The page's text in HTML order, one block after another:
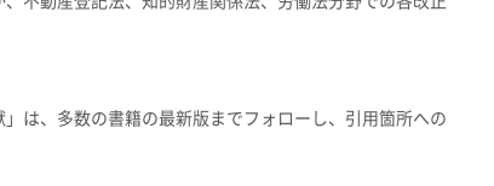
は、多数の書籍の最新版までフォローし、引用箇所への